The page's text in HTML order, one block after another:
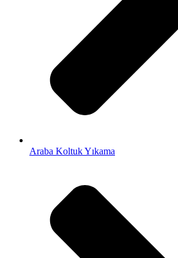
Araba Koltuk Yıkama